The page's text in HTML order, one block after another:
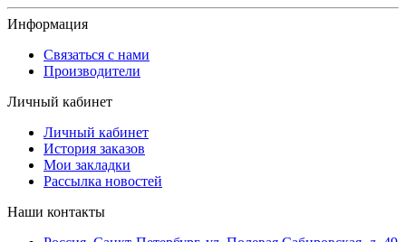
Информация
Связаться с нами
Производители
Личный кабинет
Личный кабинет
История заказов
Мои закладки
Рассылка новостей
Наши контакты